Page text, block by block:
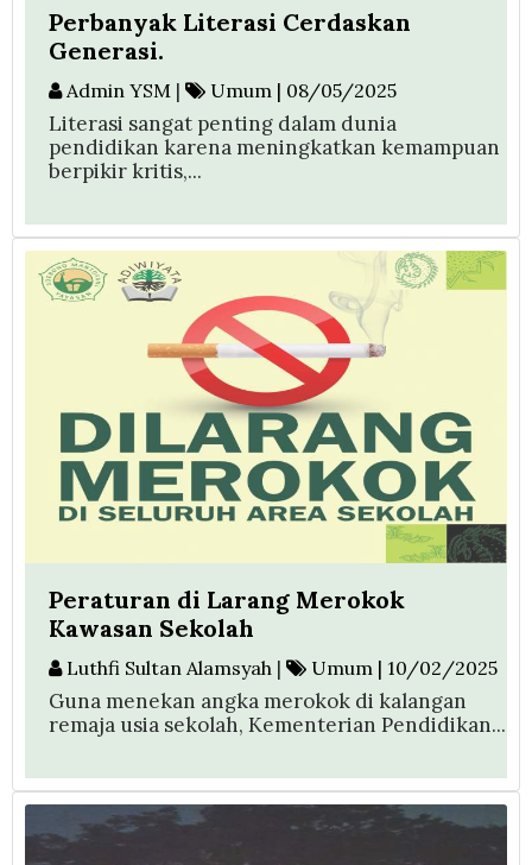
Perbanyak Literasi Cerdaskan
Generasi.
Admin YSM | Umum | 08/05/2025
Literasi sangat penting dalam dunia
pendidikan karena meningkatkan kemampuan
berpikir kritis,...
Peraturan di Larang Merokok
Kawasan Sekolah
Luthfi Sultan Alamsyah | Umum | 10/02/2025
Guna menekan angka merokok di kalangan
remaja usia sekolah, Kementerian Pendidikan...